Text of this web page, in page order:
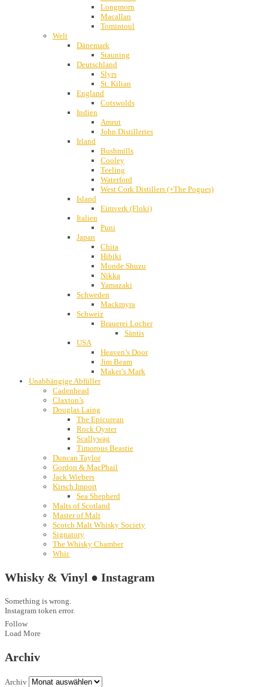
Longmorn
Macallan
Tomintoul
Welt
Dänemark
Stauning
Deutschland
Slyrs
St. Kilian
England
Cotswolds
Indien
Amrut
John Distilleries
Irland
Bushmills
Cooley
Teeling
Waterford
West Cork Distillers (+The Pogues)
Island
Eimverk (Floki)
Italien
Puni
Japan
Chita
Hibiki
Monde Shuzu
Nikka
Yamazaki
Schweden
Mackmyra
Schweiz
Brauerei Locher
Säntis
USA
Heaven’s Door
Jim Beam
Maker’s Mark
Unabhängige Abfüller
Cadenhead
Claxton’s
Douglas Laing
The Epicurean
Rock Oyster
Scallywag
Timorous Beastie
Duncan Taylor
Gordon & MacPhail
Jack Wiebers
Kirsch Import
Sea Shepherd
Malts of Scotland
Master of Malt
Scotch Malt Whisky Society
Signatory
The Whisky Chamber
Whic
Whisky & Vinyl ● Instagram
Something is wrong.
Instagram token error.
Follow
Load More
Archiv
Archiv